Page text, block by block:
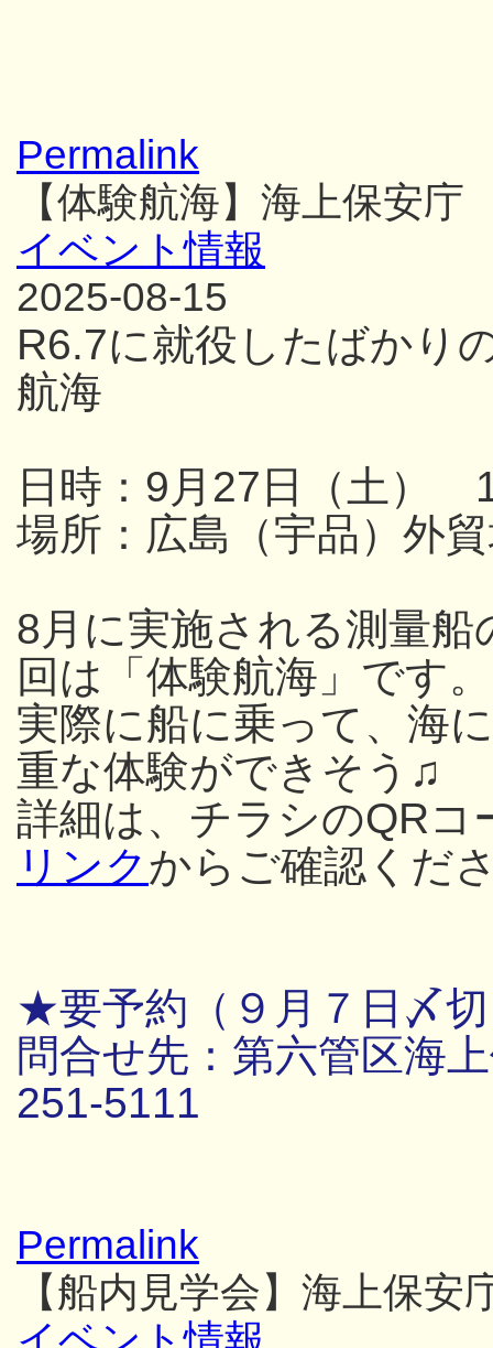
Permalink
【体験航海】海上保安
イベント情報
2025-08-15
R6.7に就役したばかり
航海
日時：9月27日（土）
場所：広島（宇品）外
8月に実施される測量
回は「体験航海」です。
実際に船に乗って、海
重な体験ができそう♫
詳細は、チラシのQRコ
リンクからご確認くだ
★要予約（９月７日〆
問合せ先：第六管区海
251-5111
Permalink
【船内見学会】海上保